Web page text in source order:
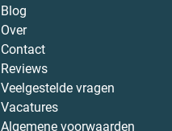
Blog
Over
Contact
Reviews
Veelgestelde vragen
Vacatures
Algemene voorwaarden